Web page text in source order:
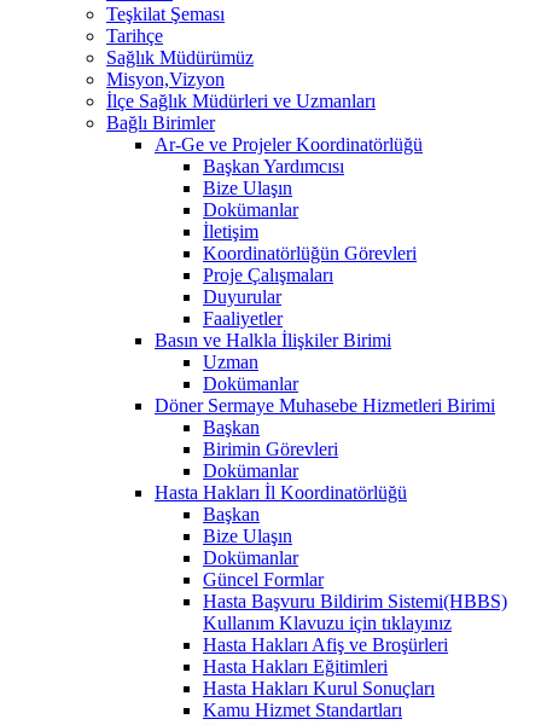
Teşkilat Şeması
Tarihçe
Sağlık Müdürümüz
Misyon,Vizyon
İlçe Sağlık Müdürleri ve Uzmanları
Bağlı Birimler
Ar-Ge ve Projeler Koordinatörlüğü
Başkan Yardımcısı
Bize Ulaşın
Dokümanlar
İletişim
Koordinatörlüğün Görevleri
Proje Çalışmaları
Duyurular
Faaliyetler
Basın ve Halkla İlişkiler Birimi
Uzman
Dokümanlar
Döner Sermaye Muhasebe Hizmetleri Birimi
Başkan
Birimin Görevleri
Dokümanlar
Hasta Hakları İl Koordinatörlüğü
Başkan
Bize Ulaşın
Dokümanlar
Güncel Formlar
Hasta Başvuru Bildirim Sistemi(HBBS)
Kullanım Klavuzu için tıklayınız
Hasta Hakları Afiş ve Broşürleri
Hasta Hakları Eğitimleri
Hasta Hakları Kurul Sonuçları
Kamu Hizmet Standartları